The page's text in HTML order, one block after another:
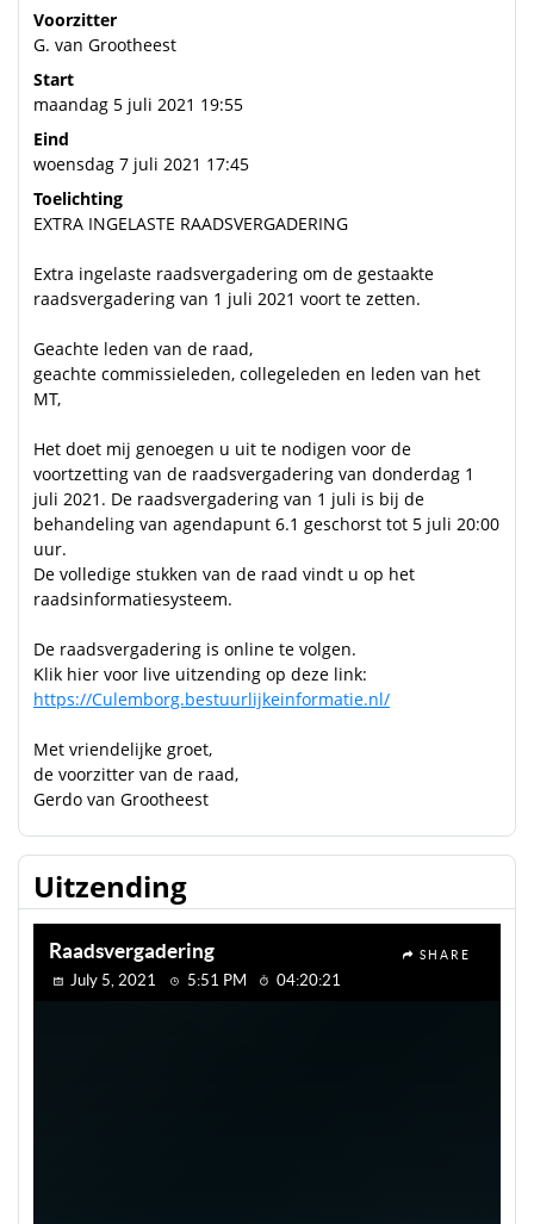
Voorzitter
G. van Grootheest
Start
maandag 5 juli 2021 19:55
Eind
woensdag 7 juli 2021 17:45
Toelichting
EXTRA INGELASTE RAADSVERGADERING
Extra ingelaste raadsvergadering om de gestaakte
raadsvergadering van 1 juli 2021 voort te zetten.
Geachte leden van de raad,
geachte commissieleden, collegeleden en leden van het
MT,
Het doet mij genoegen u uit te nodigen voor de
voortzetting van de raadsvergadering van donderdag 1
juli 2021. De raadsvergadering van 1 juli is bij de
behandeling van agendapunt 6.1 geschorst tot 5 juli 20:00
uur.
De volledige stukken van de raad vindt u op het
raadsinformatiesysteem.
De raadsvergadering is online te volgen.
Klik hier voor live uitzending op deze link:
https://Culemborg.bestuurlijkeinformatie.nl/
Met vriendelijke groet,
de voorzitter van de raad,
Gerdo van Grootheest
Uitzending